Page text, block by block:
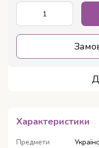
Характеристики
Предмети